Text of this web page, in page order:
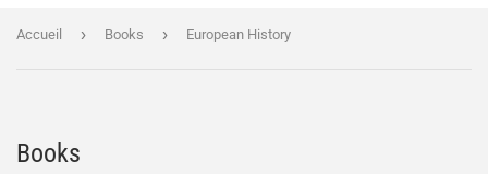
Accueil › Books › European History
Books